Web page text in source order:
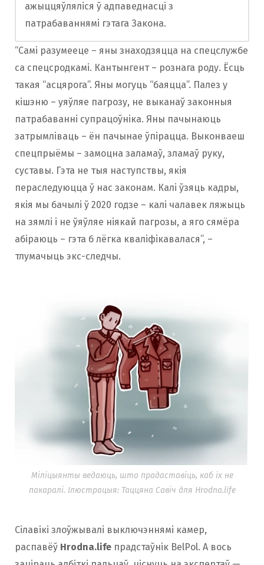
ажыццяўляліся ў адпаведнасці з
патрабаваннямі гэтага Закона.
“Самі разумееце – яны знаходзяцца на спецслужбе
са спецсродкамі. Кантынгент – рознага роду. Ёсць
такая “асцярога”. Яны могуць “баяцца”. Палез у
кішэню – уяўляе пагрозу, не выканаў законныя
патрабаванні супрацоўніка. Яны пачынаюць
затрымліваць – ён пачынае ўпірацца. Выконваеш
спецпрыёмы – замоцна заламаў, зламаў руку,
суставы. Гэта не тыя наступствы, якія
пераследуюцца ў нас законам. Калі ўзяць кадры,
якія мы бачылі ў 2020 годзе – калі чалавек ляжыць
на зямлі і не ўяўляе ніякай пагрозы, а яго сямёра
абіраюць – гэта б лёгка кваліфікавалася”, –
тлумачыць экс-следчы.
Міліцыянты ведаюць, што прадаставіць, каб іх не
пакаралі. Ілюстрацыя: Таццяна Савіч для Hrodna.life
Сілавікі злоўжывалі выключэннямі камер,
распавёў Hrodna.life прадстаўнік BelPol. А вось